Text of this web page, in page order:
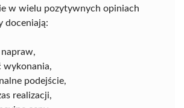
w wielu pozytywnych opiniach
doceniają:
wykonania,
podejście,
realizacji,